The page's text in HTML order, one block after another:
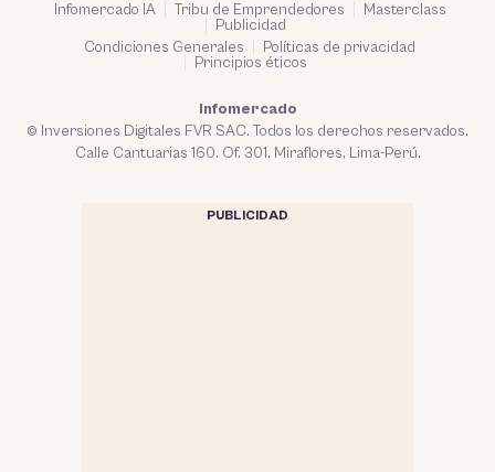
Infomercado IA Tribu de Emprendedores
Masterclass
Publicidad
Condiciones Generales
Políticas de privacidad
Principios éticos
Infomercado
© Inversiones Digitales FVR SAC. Todos los derechos reservados.
Calle Cantuarias 160. Of. 301. Miraflores, Lima-Perú.
PUBLICIDAD